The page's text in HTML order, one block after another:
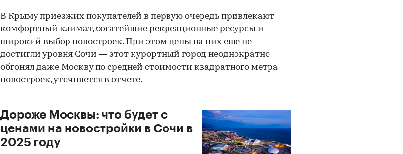
В Крыму приезжих покупателей в первую очередь привлекают
комфортный климат, богатейшие рекреационные ресурсы и
широкий выбор новостроек. При этом цены на них еще не
достигли уровня Сочи — этот курортный город неоднократно
обгонял даже Москву по средней стоимости квадратного метра
новостроек, уточняется в отчете.
Дороже Москвы: что будет с
ценами на новостройки в Сочи в
2025 году